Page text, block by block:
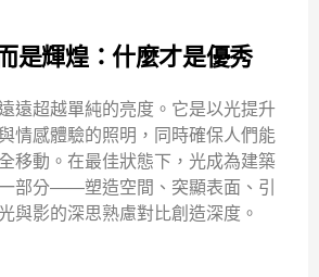
是輝煌：什麼才是優秀
遠超越單純的亮度。它是以光提升
情感體驗的照明，同時確保人們能
移動。在最佳狀態下，光成為建築
部分——塑造空間、突顯表面、引
與影的深思熟慮對比創造深度。